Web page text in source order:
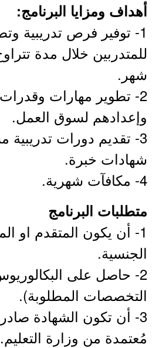
أهداف ومزايا البرنامج:
1- توفير فرص تدريبية
شهر.
2- تطوير مهارات
وإعدادهم لسوق العمل.
3- تقديم دورات
شهادات خبرة.
4- مكافآت شهرية.
متطلبات البرنامج
1- أن يكون المتقدم او
الجنسية.
2- حاصل على
التخصصات المطلوبة).
3- أن تكون الشهادة
مُعتمدة من وزارة التعليم.